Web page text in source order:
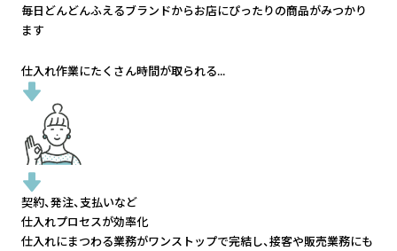
毎日どんどんふえるブランドからお店にぴったりの商品がみつかり
ます
仕入れ作業にたくさん時間が取られる...
契約、発注、支払いなど
仕入れプロセスが効率化
仕入れにまつわる業務がワンストップで完結し、接客や販売業務にも